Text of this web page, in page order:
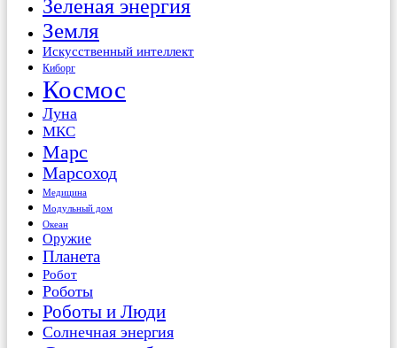
Зеленая энергия
Земля
Искусственный интеллект
Киборг
Космос
Луна
МКС
Марс
Марсоход
Медицина
Модульный дом
Океан
Оружие
Планета
Робот
Роботы
Роботы и Люди
Солнечная энергия